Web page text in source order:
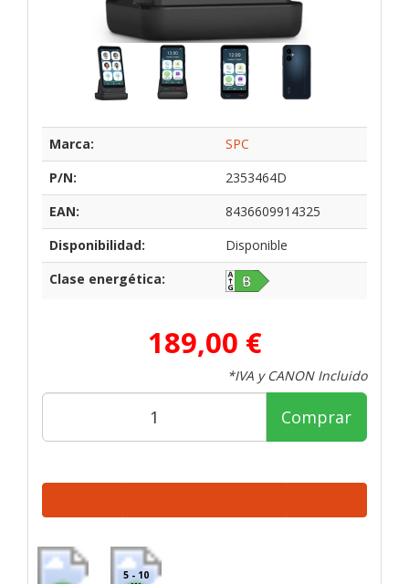
Marca:
SPC
P/N:
2353464D
EAN:
8436609914325
Disponibilidad:
Disponible
Clase energética:
189,00 €
*IVA y CANON Incluido
Comprar
5 - 10